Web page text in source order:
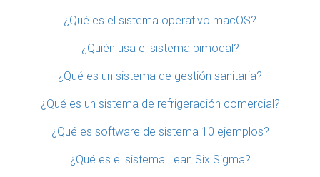
¿Qué es el sistema operativo macOS?
¿Quién usa el sistema bimodal?
¿Qué es un sistema de gestión sanitaria?
¿Qué es un sistema de refrigeración comercial?
¿Qué es software de sistema 10 ejemplos?
¿Qué es el sistema Lean Six Sigma?